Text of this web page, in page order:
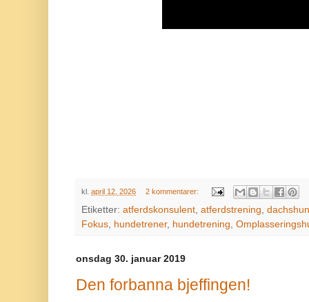
kl. april 12, 2026 2 kommentarer:
Etiketter: atferdskonsulent, atferdstrening,
Fokus, hundetrener, hundetrening,
onsdag 30. januar 2019
Den forbanna bjeffingen!